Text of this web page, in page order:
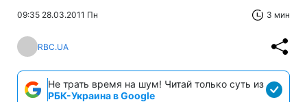
09:35 28.03.2011 Пн 3 мин
RBC.UA
Не трать время на шум! Читай только суть из
РБК-Украина в Google